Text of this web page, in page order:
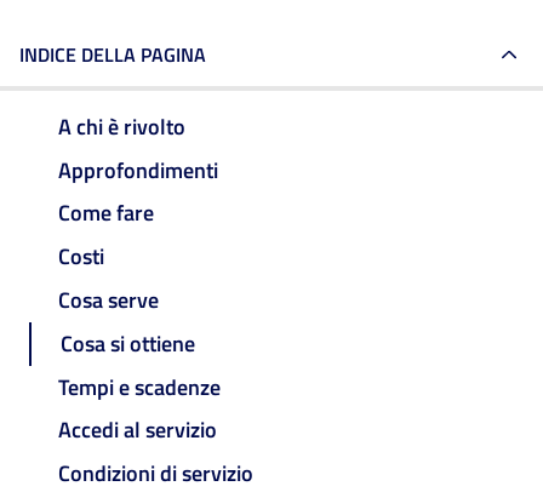
INDICE DELLA PAGINA
A chi è rivolto
Approfondimenti
Come fare
Costi
Cosa serve
Cosa si ottiene
Tempi e scadenze
Accedi al servizio
Condizioni di servizio